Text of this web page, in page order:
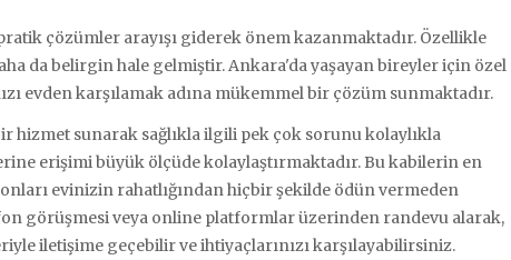
pratik çözümler arayışı giderek önem kazanmaktadır. Özellikle
da belirgin hale gelmiştir. Ankara'da yaşayan bireyler için özel
evden karşılamak adına mükemmel bir çözüm sunmaktadır.
hizmet sunarak sağlıkla ilgili pek çok sorunu kolaylıkla
erişimi büyük ölçüde kolaylaştırmaktadır. Bu kabilerin en
evinizin rahatlığından hiçbir şekilde ödün vermeden
görüşmesi veya online platformlar üzerinden randevu alarak,
iletişime geçebilir ve ihtiyaçlarınızı karşılayabilirsiniz.